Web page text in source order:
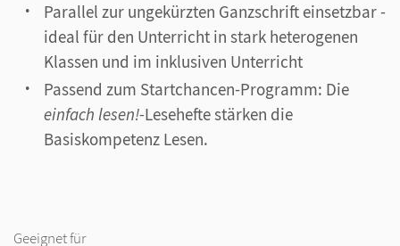
Parallel zur ungekürzten Ganzschrift einsetzbar -
ideal für den Unterricht in stark heterogenen
Klassen und im inklusiven Unterricht
Passend zum Startchancen-Programm: Die
einfach lesen!-Lesehefte stärken die
Basiskompetenz Lesen.
Geeignet für